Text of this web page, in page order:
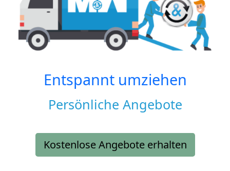
Entspannt umziehen
Persönliche Angebote
Kostenlose Angebote erhalten